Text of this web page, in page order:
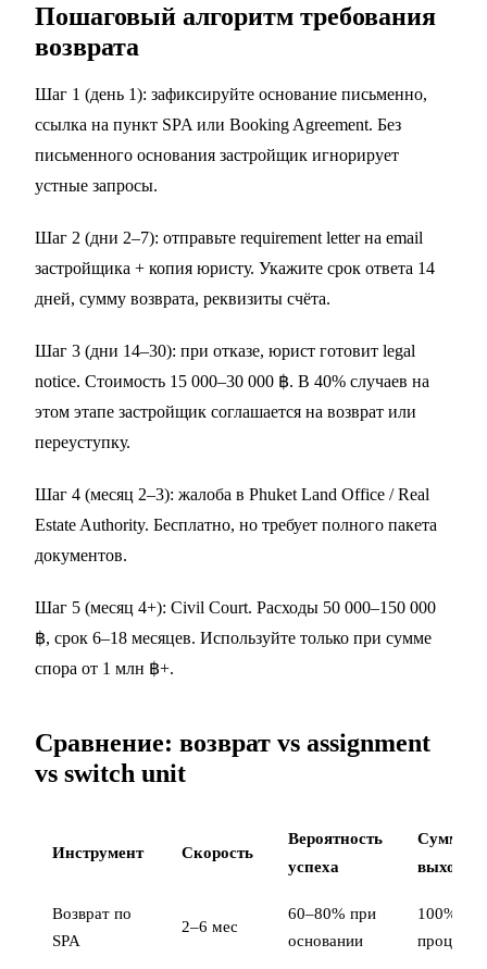
Пошаговый алгоритм требования
возврата
Шаг 1 (день 1): зафиксируйте основание письменно,
ссылка на пункт SPA или Booking Agreement. Без
письменного основания застройщик игнорирует
устные запросы.
Шаг 2 (дни 2–7): отправьте requirement letter на email
застройщика + копия юристу. Укажите срок ответа 14
дней, сумму возврата, реквизиты счёта.
Шаг 3 (дни 14–30): при отказе, юрист готовит legal
notice. Стоимость 15 000–30 000 ฿. В 40% случаев на
этом этапе застройщик соглашается на возврат или
переуступку.
Шаг 4 (месяц 2–3): жалоба в Phuket Land Office / Real
Estate Authority. Бесплатно, но требует полного пакета
документов.
Шаг 5 (месяц 4+): Civil Court. Расходы 50 000–150 000
฿, срок 6–18 месяцев. Используйте только при сумме
спора от 1 млн ฿+.
Сравнение: возврат vs assignment
vs switch unit
Инструмент Скорость
Вероятность
успеха
Сумма
выходе
Возврат по
SPA
2–6 мес
60–80% при
основании
100% +
проценты